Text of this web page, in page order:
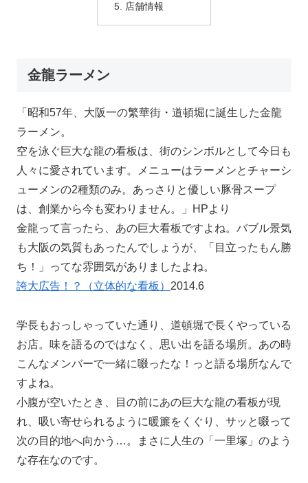
店舗情報
金龍ラーメン
「昭和57年、大阪一の繁華街・道頓堀に誕生した金龍
ラーメン。
空を泳ぐ巨大な龍の看板は、街のシンボルとして今日も
人々に愛されています。メニューはラーメンとチャーシ
ューメンの2種類のみ。あっさりと優しい豚骨スープ
は、創業から今も変わりません。」HPより
金龍って言ったら、あの巨大看板ですよね。バブル景気
も大阪の気質もあったんでしょうが、「目立ったもん勝
ち！」ってな雰囲気がありましたよね。
誇大広告！？（立体的な看板） 2014.6
学長もおっしゃっていた通り、道頓堀で長くやっている
お店。味を語るのではなく、思い出を語る場所。あの時
こんなメンバーで一緒に啜ったな！っと語る場所なんで
すよね。
小腹が空いたとき、目の前にあの巨大な龍の看板が現
れ、吸い寄せられるように暖簾をくぐり、サッと啜って
次の目的地へ向かう…。まさに人生の「一里塚」のよう
な存在なのです。